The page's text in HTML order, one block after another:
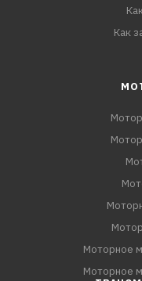
Как
Моторное
Моторное